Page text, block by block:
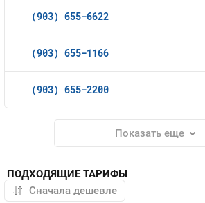
(903) 655-6622
(903) 655-1166
(903) 655-2200
Показать еще
ПОДХОДЯЩИЕ ТАРИФЫ